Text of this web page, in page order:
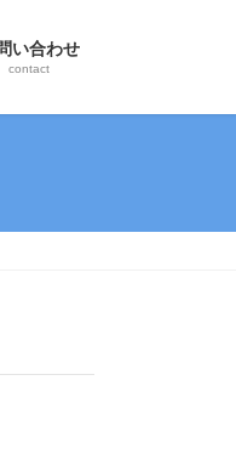
い合わせ
contact